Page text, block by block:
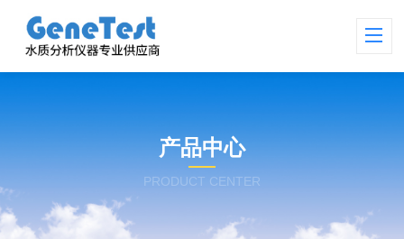
产品中心
PRODUCT CENTER